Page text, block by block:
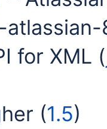
for XML (
(1.5)